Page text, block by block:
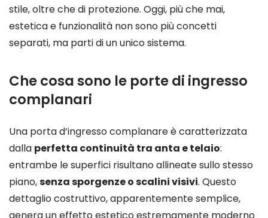
stile, oltre che di protezione. Oggi, più che mai,
estetica e funzionalità non sono più concetti
separati, ma parti di un unico sistema.
Che cosa sono le porte di ingresso
complanari
Una porta d’ingresso complanare è caratterizzata
dalla perfetta continuità tra anta e telaio:
entrambe le superfici risultano allineate sullo stesso
piano,senza sporgenze o scalini visivi. Questo
dettaglio costruttivo, apparentemente semplice,